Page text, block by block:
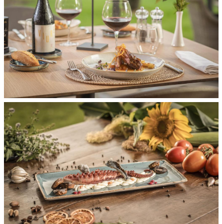
Volver
Salida
Ocupación
Código Promocional